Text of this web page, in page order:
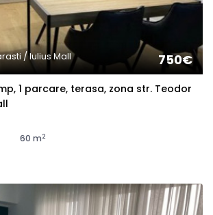
/ Iulius Mall 750€
1 parcare, terasa, zona str. Teodor
60 m2